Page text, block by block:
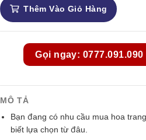
Thêm Vào Giỏ Hàng
Gọi ngay: 0777.091.090
MÔ TẢ
Bạn đang có nhu cầu mua hoa
biết lựa chọn từ đâu.